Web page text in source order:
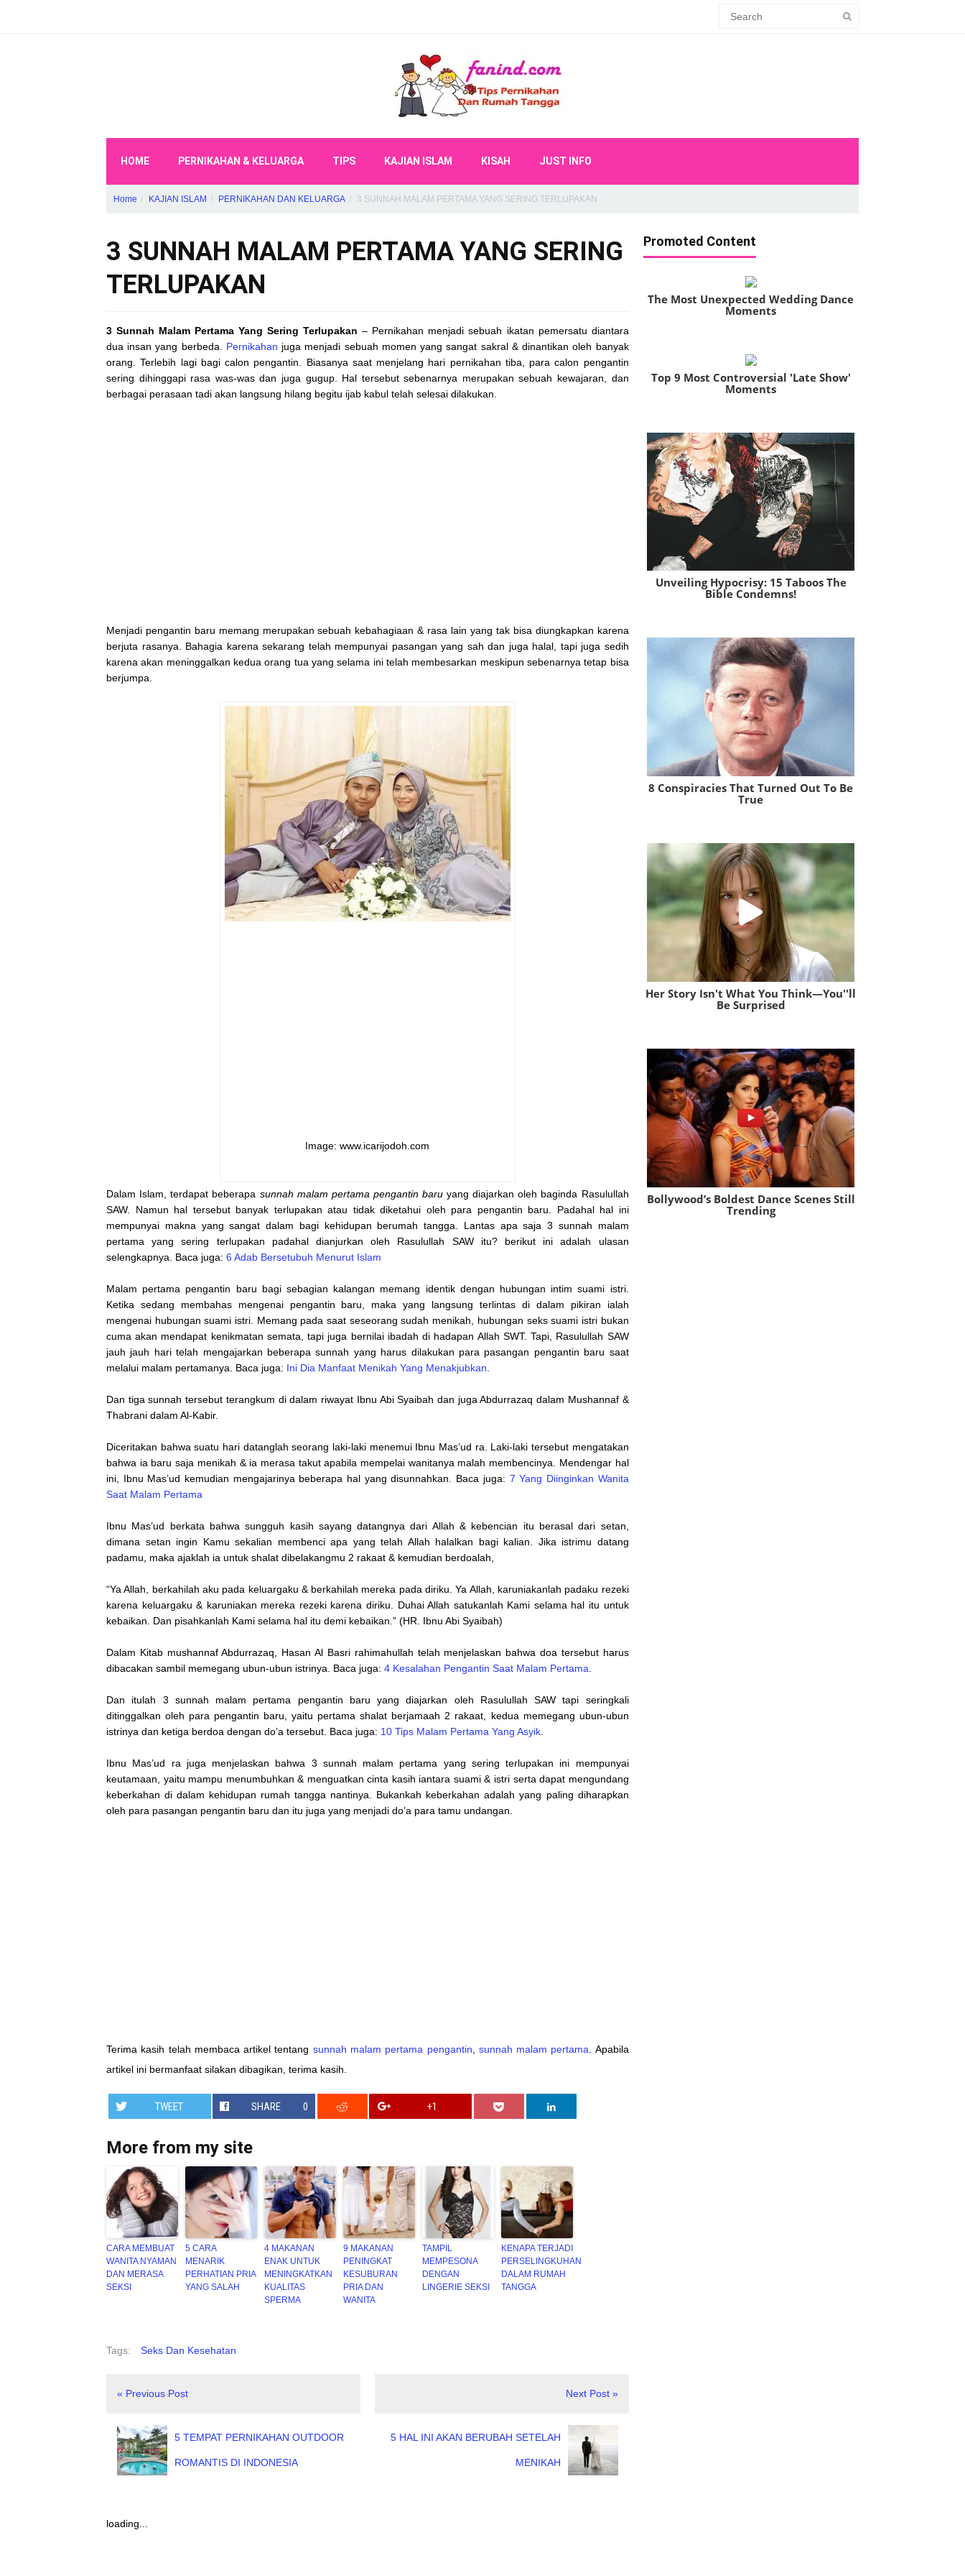
HOME PERNIKAHAN & KELUARGA TIPS KAJIAN ISLAM KISAH JUST INFO
Home KAJIAN ISLAM PERNIKAHAN DAN KELUARGA 3 SUNNAH MALAM PERTAMA YANG SERING TERLUPAKAN
3 SUNNAH MALAM PERTAMA YANG SERING
TERLUPAKAN
3 Sunnah Malam Pertama Yang Sering Terlupakan – Pernikahan menjadi sebuah ikatan pemersatu diantara
dua insan yang berbeda. Pernikahan juga menjadi sebuah momen yang sangat sakral & dinantikan oleh banyak
orang. Terlebih lagi bagi calon pengantin. Biasanya saat menjelang hari pernikahan tiba, para calon pengantin
sering dihinggapi rasa was-was dan juga gugup. Hal tersebut sebenarnya merupakan sebuah kewajaran, dan
berbagai perasaan tadi akan langsung hilang begitu ijab kabul telah selesai dilakukan.
Menjadi pengantin baru memang merupakan sebuah kebahagiaan & rasa lain yang tak bisa diungkapkan karena
berjuta rasanya. Bahagia karena sekarang telah mempunyai pasangan yang sah dan juga halal, tapi juga sedih
karena akan meninggalkan kedua orang tua yang selama ini telah membesarkan meskipun sebenarnya tetap bisa
berjumpa.
Image: www.icarijodoh.com
Dalam Islam, terdapat beberapa sunnah malam pertama pengantin baru yang diajarkan oleh baginda Rasulullah
SAW. Namun hal tersebut banyak terlupakan atau tidak diketahui oleh para pengantin baru. Padahal hal ini
mempunyai makna yang sangat dalam bagi kehidupan berumah tangga. Lantas apa saja 3 sunnah malam
pertama yang sering terlupakan padahal dianjurkan oleh Rasulullah SAW itu? berikut ini adalah ulasan
selengkapnya. Baca juga: 6 Adab Bersetubuh Menurut Islam
Malam pertama pengantin baru bagi sebagian kalangan memang identik dengan hubungan intim suami istri.
Ketika sedang membahas mengenai pengantin baru, maka yang langsung terlintas di dalam pikiran ialah
mengenai hubungan suami istri. Memang pada saat seseorang sudah menikah, hubungan seks suami istri bukan
cuma akan mendapat kenikmatan semata, tapi juga bernilai ibadah di hadapan Allah SWT. Tapi, Rasulullah SAW
jauh jauh hari telah mengajarkan beberapa sunnah yang harus dilakukan para pasangan pengantin baru saat
melalui malam pertamanya. Baca juga: Ini Dia Manfaat Menikah Yang Menakjubkan.
Dan tiga sunnah tersebut terangkum di dalam riwayat Ibnu Abi Syaibah dan juga Abdurrazaq dalam Mushannaf &
Thabrani dalam Al-Kabir.
Diceritakan bahwa suatu hari datanglah seorang laki-laki menemui Ibnu Mas’ud ra. Laki-laki tersebut mengatakan
bahwa ia baru saja menikah & ia merasa takut apabila mempelai wanitanya malah membencinya. Mendengar hal
ini, Ibnu Mas’ud kemudian mengajarinya beberapa hal yang disunnahkan. Baca juga: 7 Yang Diinginkan Wanita
Saat Malam Pertama
Ibnu Mas’ud berkata bahwa sungguh kasih sayang datangnya dari Allah & kebencian itu berasal dari setan,
dimana setan ingin Kamu sekalian membenci apa yang telah Allah halalkan bagi kalian. Jika istrimu datang
padamu, maka ajaklah ia untuk shalat dibelakangmu 2 rakaat & kemudian berdoalah,
“Ya Allah, berkahilah aku pada keluargaku & berkahilah mereka pada diriku. Ya Allah, karuniakanlah padaku rezeki
karena keluargaku & karuniakan mereka rezeki karena diriku. Duhai Allah satukanlah Kami selama hal itu untuk
kebaikan. Dan pisahkanlah Kami selama hal itu demi kebaikan.” (HR. Ibnu Abi Syaibah)
Dalam Kitab mushannaf Abdurrazaq, Hasan Al Basri rahimahullah telah menjelaskan bahwa doa tersebut harus
dibacakan sambil memegang ubun-ubun istrinya. Baca juga: 4 Kesalahan Pengantin Saat Malam Pertama.
Dan itulah 3 sunnah malam pertama pengantin baru yang diajarkan oleh Rasulullah SAW tapi seringkali
ditinggalkan oleh para pengantin baru, yaitu pertama shalat berjamaah 2 rakaat, kedua memegang ubun-ubun
istrinya dan ketiga berdoa dengan do’a tersebut. Baca juga: 10 Tips Malam Pertama Yang Asyik.
Ibnu Mas’ud ra juga menjelaskan bahwa 3 sunnah malam pertama yang sering terlupakan ini mempunyai
keutamaan, yaitu mampu menumbuhkan & menguatkan cinta kasih iantara suami & istri serta dapat mengundang
keberkahan di dalam kehidupan rumah tangga nantinya. Bukankah keberkahan adalah yang paling diharapkan
oleh para pasangan pengantin baru dan itu juga yang menjadi do’a para tamu undangan.
Terima kasih telah membaca artikel tentang sunnah malam pertama pengantin, sunnah malam pertama. Apabila
artikel ini bermanfaat silakan dibagikan, terima kasih.
TWEET SHARE 0 +1
More from my site
CARA MEMBUAT
WANITA NYAMAN
DAN MERASA
SEKSI
5 CARA
MENARIK
PERHATIAN PRIA
YANG SALAH
4 MAKANAN
ENAK UNTUK
MENINGKATKAN
KUALITAS
SPERMA
9 MAKANAN
PENINGKAT
KESUBURAN
PRIA DAN
WANITA
TAMPIL
MEMPESONA
DENGAN
LINGERIE SEKSI
KENAPA TERJADI
PERSELINGKUHAN
DALAM RUMAH
TANGGA
Tags: Seks Dan Kesehatan
« Previous Post
5 TEMPAT PERNIKAHAN OUTDOOR
ROMANTIS DI INDONESIA
Next Post »
5 HAL INI AKAN BERUBAH SETELAH
MENIKAH
loading...
Promoted Content
The Most Unexpected Wedding Dance
Moments
Top 9 Most Controversial 'Late Show'
Moments
Unveiling Hypocrisy: 15 Taboos The
Bible Condemns!
8 Conspiracies That Turned Out To Be
True
Her Story Isn't What You Think—You''ll
Be Surprised
Bollywood’s Boldest Dance Scenes Still
Trending